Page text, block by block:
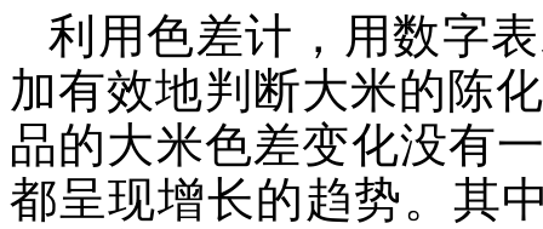
利用色差计，用数字
加有效地判断大米的陈
品的大米色差变化没有
都呈现增长的趋势。其